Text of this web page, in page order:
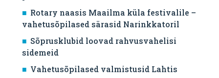
Rotary naasis Maailma küla festivalile –
vahetusõpilased särasid Narinkkatoril
Sõprusklubid loovad rahvusvahelisi
sidemeid
Vahetusõpilased valmistusid Lahtis